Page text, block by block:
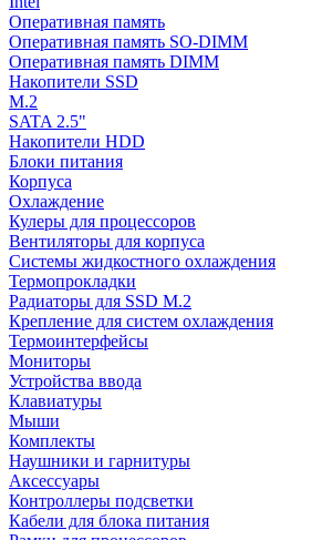
Оперативная память
Оперативная память SO-DIMM
Оперативная память DIMM
Накопители SSD
M.2
SATA 2.5"
Накопители HDD
Блоки питания
Корпуса
Охлаждение
Кулеры для процессоров
Вентиляторы для корпуса
Системы жидкостного охлаждения
Термопрокладки
Радиаторы для SSD M.2
Крепление для систем охлаждения
Термоинтерфейсы
Мониторы
Устройства ввода
Клавиатуры
Мыши
Комплекты
Наушники и гарнитуры
Аксессуары
Контроллеры подсветки
Кабели для блока питания